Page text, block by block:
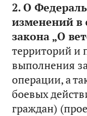
2.О
изменений в
закона „О
территорий и
выполнения
операции, а
боевых
граждан)